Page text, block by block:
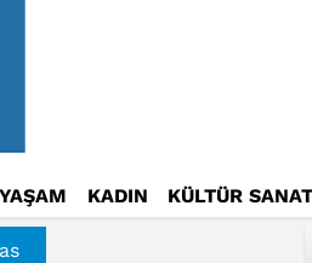
YAŞAM KADIN KÜLTÜR SANAT